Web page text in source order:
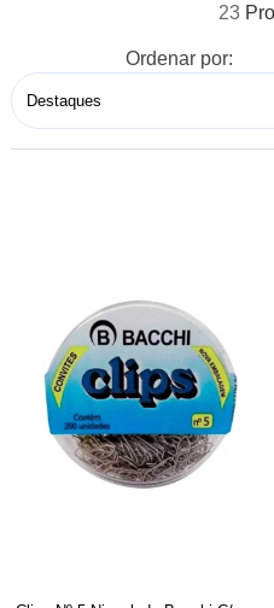
23
Ordenar por: